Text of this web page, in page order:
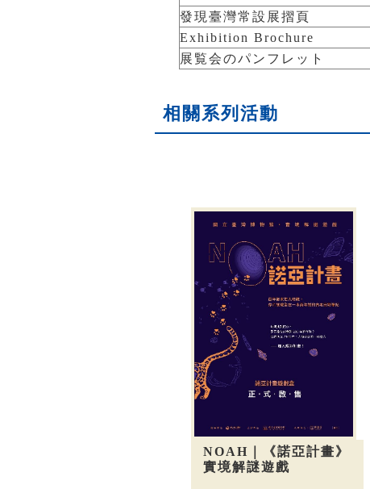
發現臺灣常設展摺頁
Exhibition Brochure
展覧会のパンフレット
相關系列活動
NOAH｜《諾亞計畫》
實境解謎遊戲